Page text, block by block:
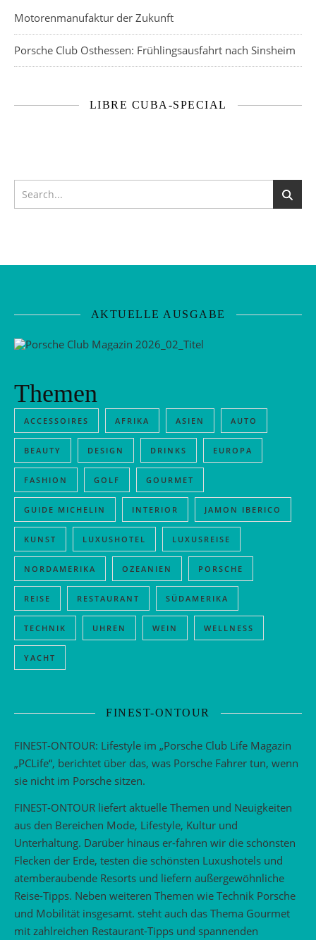
Motorenmanufaktur der Zukunft
Porsche Club Osthessen: Frühlingsausfahrt nach Sinsheim
LIBRE CUBA-SPECIAL
AKTUELLE AUSGABE
Themen
ACCESSOIRES AFRIKA ASIEN AUTO
BEAUTY DESIGN DRINKS EUROPA
FASHION GOLF GOURMET
GUIDE MICHELIN INTERIOR JAMON IBERICO
KUNST LUXUSHOTEL LUXUSREISE
NORDAMERIKA OZEANIEN PORSCHE
REISE RESTAURANT SÜDAMERIKA
TECHNIK UHREN WEIN WELLNESS
YACHT
FINEST-ONTOUR
FINEST-ONTOUR: Lifestyle im „Porsche Club Life Magazin
„PCLife“, berichtet über das, was Porsche Fahrer tun, wenn
sie nicht im Porsche sitzen.
FINEST-ONTOUR liefert aktuelle Themen und Neuigkeiten
aus den Bereichen Mode, Lifestyle, Kultur und
Unterhaltung. Darüber hinaus er-fahren wir die schönsten
Flecken der Erde, testen die schönsten Luxushotels und
atemberaubende Resorts und liefern außergewöhnliche
Reise-Tipps. Neben weiteren Themen wie Technik Porsche
und Mobilität insgesamt. steht auch das Thema Gourmet
mit zahlreichen Restaurant-Tipps und spannenden